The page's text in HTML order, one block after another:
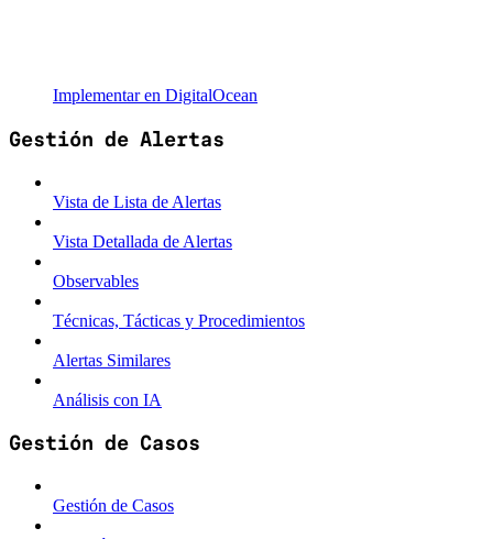
Implementar en DigitalOcean
Gestión de Alertas
Vista de Lista de Alertas
Vista Detallada de Alertas
Observables
Técnicas, Tácticas y Procedimientos
Alertas Similares
Análisis con IA
Gestión de Casos
Gestión de Casos